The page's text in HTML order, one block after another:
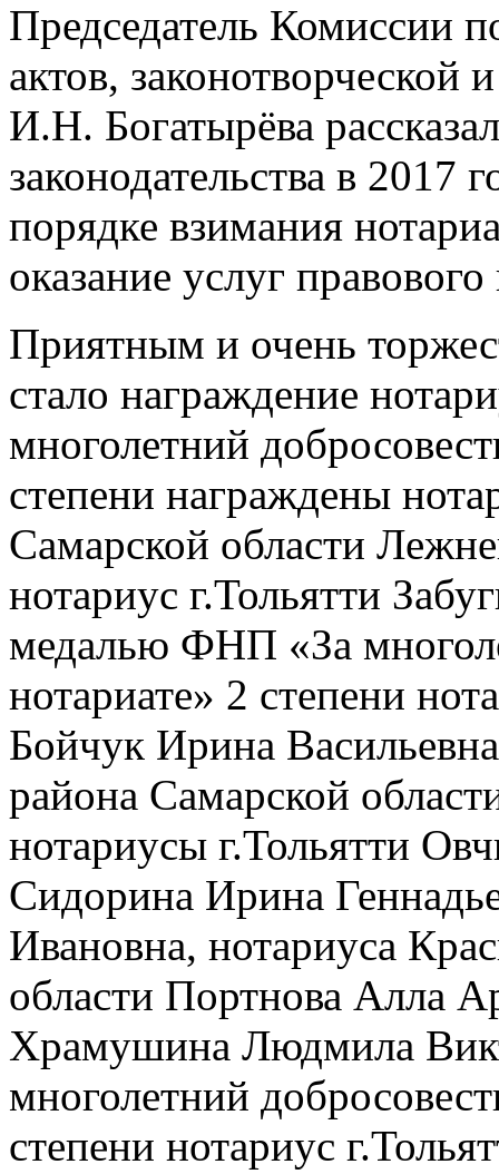
Председатель Комиссии
актов,
И.Н. Богатырёва
законодательства в 2017
порядке взимания
оказание услуг
Приятным и очень
стало награждение
многолетний
степени награждены
Самарской области
нотариус г.Тольятти
медалью ФНП «За
нотариате» 2 степени
Бойчук Ирина
района Самарской
нотариусы г.Тольятти
Сидорина Ирина
Ивановна, нотариуса
области Портнова Алла
Храмушина Людмила
многолетний
степени нотариус